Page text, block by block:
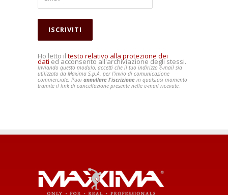
Ho letto il testo relativo alla protezione dei
datied acconsento all'archiviazione degli stessi.
Inviando questo modulo, accetti che il tuo indirizzo e-mail sia
utilizzato da Maxima S.p.A. per l'invio di comunicazione
commerciale. Puoi annullare l'iscrizione in qualsiasi momento
tramite il link di cancellazione presente nelle e-mail ricevute.